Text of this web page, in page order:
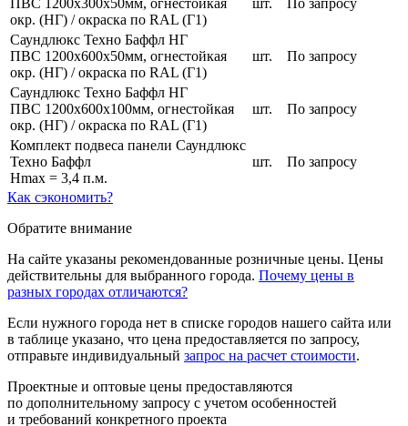
окр. (НГ) / окраска по RAL (Г1)
Саундлюкс Техно Баффл НГ
ПВС 1200х600х50мм, огнестойкая
окр. (НГ) / окраска по RAL (Г1)
шт. По запросу
Саундлюкс Техно Баффл НГ
ПВС 1200х600х100мм, огнестойкая
окр. (НГ) / окраска по RAL (Г1)
шт. По запросу
Комплект подвеса панели Саундлюкс
Техно Баффл
Hmax = 3,4 п.м.
шт. По запросу
Как сэкономить?
Обратите внимание
На сайте указаны рекомендованные розничные цены. Цены
действительны для выбранного города. Почему цены в
разных городах отличаются?
Если нужного города нет в списке городов нашего сайта или
в таблице указано, что цена предоставляется по запросу,
отправьте индивидуальный запрос на расчет стоимости.
Проектные и оптовые цены предоставляются
по дополнительному запросу с учетом особенностей
и требований конкретного проекта